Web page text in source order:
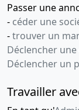
Passer une
- céder une
-trouver un
Déclencher
Déclencher un
Travailler